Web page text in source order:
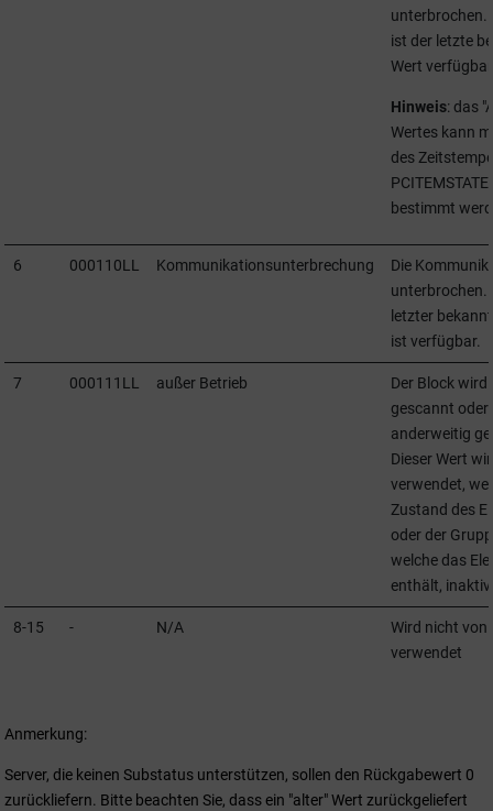
unterbrochen.
ist der letzte
Wert
Hinweis: das
Wertes kann
des
PCITEMSTATE
bestimmt
6 000110LL Kommunikationsunterbrechung
Die
unterbrochen.
letzter
ist verfügbar.
7 000111LL außer Betrieb
Der Block wird
gescannt oder
anderweitig
Dieser Wert
verwendet,
Zustand des
oder der
welche das
enthält,
8-15 - N/A
Wird nicht von
verwendet
Anmerkung:
Server, die keinen Substatus unterstützen, sollen den Rückgabewert 0
zurückliefern. Bitte beachten Sie, dass ein "alter" Wert zurückgeliefert